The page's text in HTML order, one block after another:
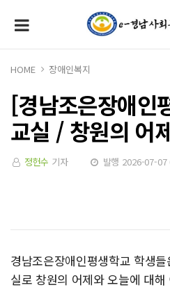
HOME 장애인복지
[경남조은장애인
교실 / 창원의 어
정헌수 기자 발행 2026-07-07
경남조은장애인평생학교 학생
실로 창원의 어제와 오늘에 대